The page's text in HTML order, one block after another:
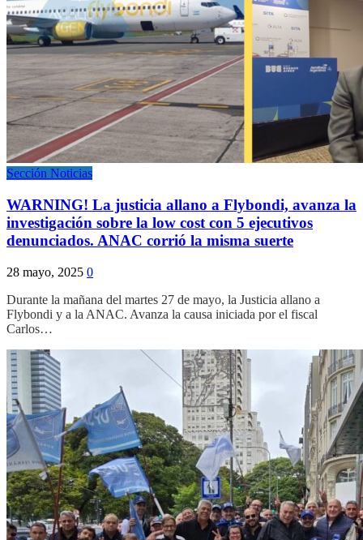
Sección Noticias
WARNING! La justicia allano a Flybondi, avanza la
investigación sobre la low cost con 5 ejecutivos
denunciados. ANAC corrió la misma suerte
28 mayo, 2025 0
Durante la mañana del martes 27 de mayo, la Justicia allano a
Flybondi y a la ANAC. Avanza la causa iniciada por el fiscal
Carlos…